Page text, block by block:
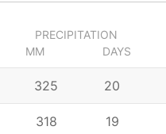
PRECIPITATION
MM
DAYS
325 20
318 19